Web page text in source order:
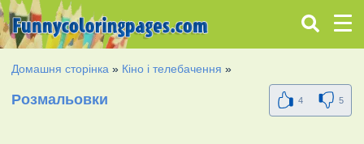
Домашня сторінка » Кіно і телебачення »
Розмальовки 4 5